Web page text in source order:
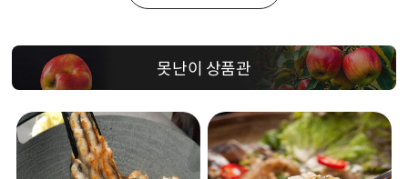
못난이 상품관